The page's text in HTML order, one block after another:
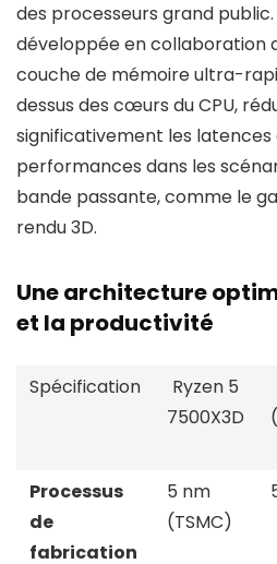
des processeurs grand
développée en collaboration
couche de mémoire ultra-
dessus des cœurs du CPU,
significativement les
performances dans les
bande passante, comme le
rendu 3D.
Une architecture
et la productivité
Spécification
Ryzen 5
7500X3D
Processus
de
fabrication
5 nm
(TSMC)